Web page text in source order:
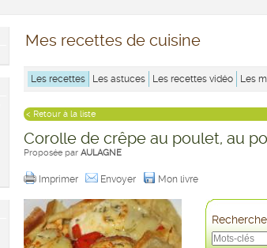
Mes recettes de cuisine
Les recettes Les astuces Les recettes vidéo Les
< Retour à la liste
Corolle de crêpe au poulet, au
Proposée par AULAGNE
Imprimer Envoyer Mon livre